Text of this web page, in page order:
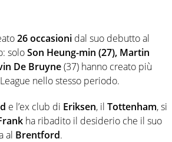
26 occasioni dal suo debutto al
soloSon Heung-min (27), Martin
De Bruyne(37) hanno creato più
nello stesso periodo.
e l’ex club di Eriksen, il Tottenham, si
ha ribadito il desiderio che il suo
al Brentford.